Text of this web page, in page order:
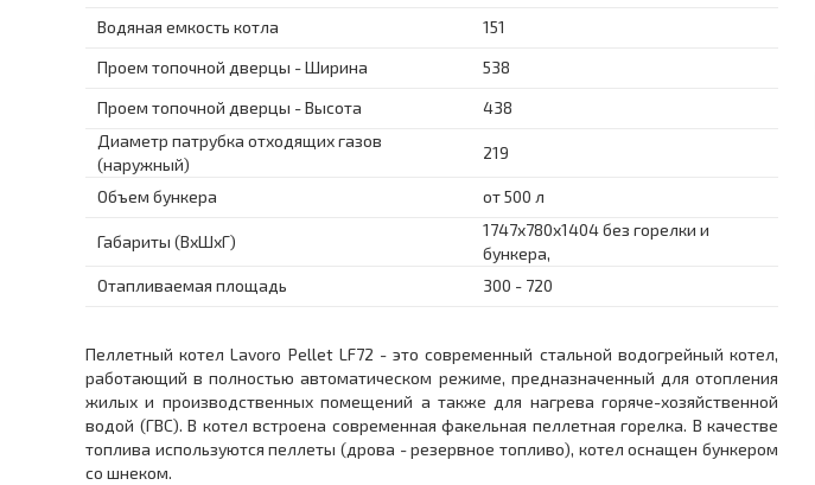
Водяная емкость котла
151
Проем топочной дверцы - Ширина
538
Проем топочной дверцы - Высота
438
Диаметр патрубка отходящих газов
(наружный)
219
Объем бункера от 500 л
Габариты (ВхШхГ)
1747x780x1404 без горелки и
бункера,
Отапливаемая площадь
300 - 720
Пеллетный котел Lavoro Pellet LF72 - это современный стальной водогрейный котел,
работающий в полностью автоматическом режиме, предназначенный для отопления
жилых и производственных помещений а также для нагрева горяче-хозяйственной
водой (ГВС). В котел встроена современная факельная пеллетная горелка. В качестве
топлива используются пеллеты (дрова - резервное топливо), котел оснащен бункером
со шнеком.